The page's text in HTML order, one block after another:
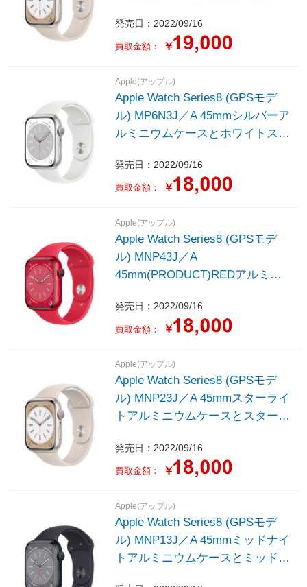
ンド - レギュラー
発売日：2022/09/16
買取金額： ￥
Apple(アップル)
Apple Watch Series8 (GPSモデ
ル) MP6N3J／A 45mmシルバーア
ルミニウムケースとホワイトスポ
発売日：2022/09/16
買取金額： ￥
Apple(アップル)
Apple Watch Series8 (GPSモデ
ル) MNP43J／A
45mm(PRODUCT)REDアルミニ
ポーツバンド - レギュラー
発売日：2022/09/16
買取金額： ￥
Apple(アップル)
Apple Watch Series8 (GPSモデ
ル) MNP23J／A 45mmスターライ
トアルミニウムケースとスターラ
発売日：2022/09/16
買取金額： ￥
Apple(アップル)
Apple Watch Series8 (GPSモデ
ル) MNP13J／A 45mmミッドナイ
トアルミニウムケースとミッドナ